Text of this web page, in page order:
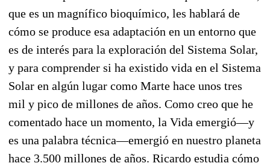
que es un magnífico bioquímico, les hablará de
cómo se produce esa adaptación en un entorno que
es de interés para la exploración del Sistema Solar,
y para comprender si ha existido vida en el Sistema
Solar en algún lugar como Marte hace unos tres
mil y pico de millones de años. Como creo que he
comentado hace un momento, la Vida emergió—y
es una palabra técnica—emergió en nuestro planeta
hace 3.500 millones de años. Ricardo estudia cómo